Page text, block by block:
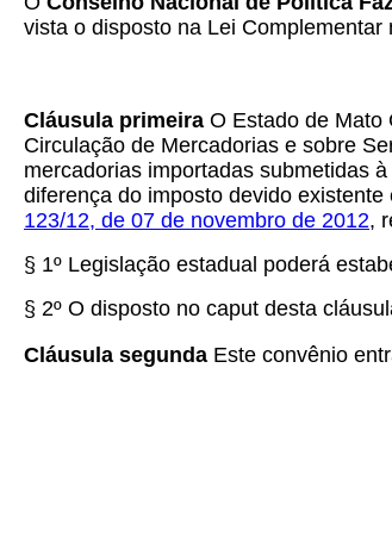
vista o disposto na Lei
Cláusula primeira O Estado de Mato
Circulação de Mercadorias e sobre
mercadorias importadas submetidas
diferença do imposto devido
123/12, de 07 de novembro de 2012,
§ 1º Legislação estadual poderá
§ 2º O disposto no caput desta
Cláusula segunda Este convênio